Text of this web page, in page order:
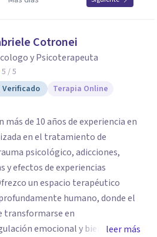
Cotronei
y Psicoterapeuta
5 / 5
Verificado
Terapia Online
de 10 años de experiencia en
en el tratamiento de
psicológico, adicciones,
efectos de experiencias
un espacio terapéutico
humano, donde el
transformarse en
emocional y bienestar.
leer más